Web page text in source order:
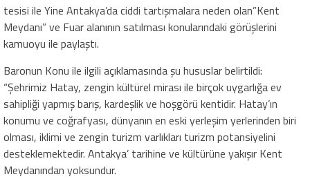
tesisi ile Yine Antakya’da ciddi tartışmalara neden olan”Kent
Meydanı” ve Fuar alanının satılması konularındaki görüşlerini
kamuoyu ile paylaştı.
Baronun Konu ile ilgili açıklamasında şu hususlar belirtildi:
“Şehrimiz Hatay, zengin kültürel mirası ile birçok uygarlığa ev
sahipliği yapmış barış, kardeşlik ve hoşgörü kentidir. Hatay’ın
konumu ve coğrafyası, dünyanın en eski yerleşim yerlerinden biri
olması, iklimi ve zengin turizm varlıkları turizm potansiyelini
desteklemektedir. Antakya’ tarihine ve kültürüne yakışır Kent
Meydanından yoksundur.